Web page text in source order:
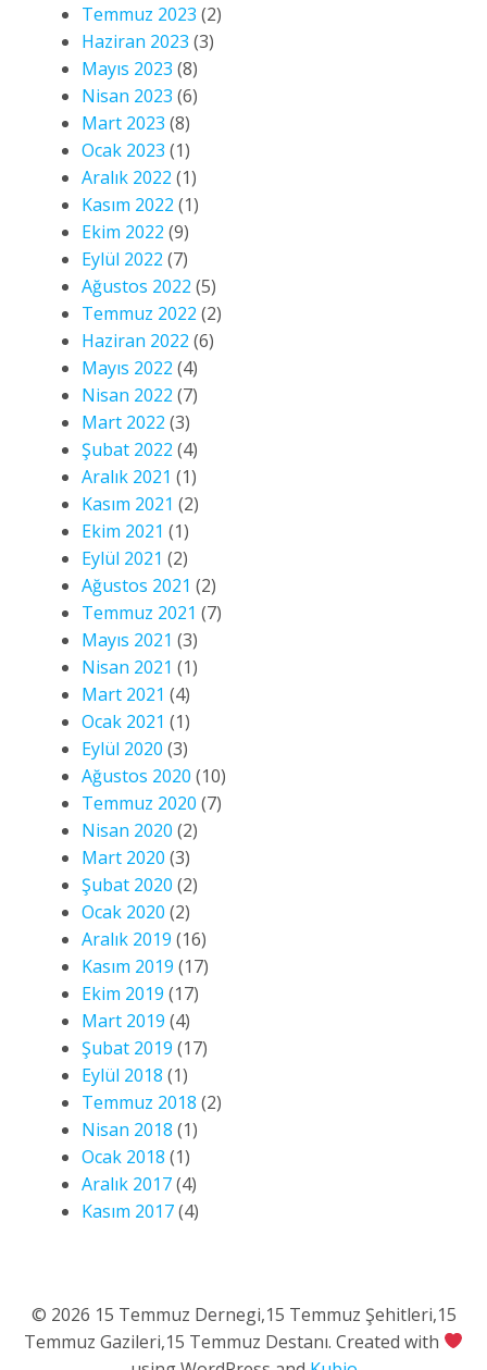
Temmuz 2023 (2)
Haziran 2023 (3)
Mayıs 2023 (8)
Nisan 2023 (6)
Mart 2023 (8)
Ocak 2023 (1)
Aralık 2022 (1)
Kasım 2022 (1)
Ekim 2022 (9)
Eylül 2022 (7)
Ağustos 2022 (5)
Temmuz 2022 (2)
Haziran 2022 (6)
Mayıs 2022 (4)
Nisan 2022 (7)
Mart 2022 (3)
Şubat 2022 (4)
Aralık 2021 (1)
Kasım 2021 (2)
Ekim 2021 (1)
Eylül 2021 (2)
Ağustos 2021 (2)
Temmuz 2021 (7)
Mayıs 2021 (3)
Nisan 2021 (1)
Mart 2021 (4)
Ocak 2021 (1)
Eylül 2020 (3)
Ağustos 2020 (10)
Temmuz 2020 (7)
Nisan 2020 (2)
Mart 2020 (3)
Şubat 2020 (2)
Ocak 2020 (2)
Aralık 2019 (16)
Kasım 2019 (17)
Ekim 2019 (17)
Mart 2019 (4)
Şubat 2019 (17)
Eylül 2018 (1)
Temmuz 2018 (2)
Nisan 2018 (1)
Ocak 2018 (1)
Aralık 2017(4)
Kasım 2017(4)
© 2026 15 Temmuz Dernegi,15 Temmuz Şehitleri,15
Temmuz Gazileri,15 Temmuz Destanı. Created with